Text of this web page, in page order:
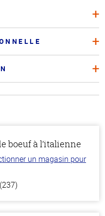
boeuf à l’italienne
un magasin pour
(237)